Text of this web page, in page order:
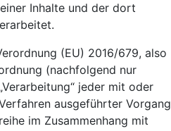
Inhalte und der dort
(EU) 2016/679, also
(nachfolgend nur
jeder mit oder
ausgeführter Vorgang
im Zusammenhang mit